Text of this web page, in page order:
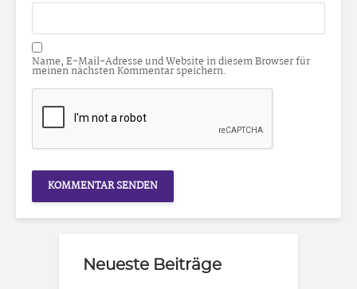
Name, E-Mail-Adresse und Website in diesem Browser für
meinen nächsten Kommentar speichern.
Neueste Beiträge